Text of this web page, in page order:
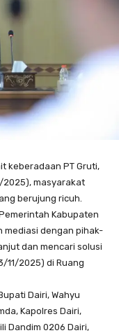
keberadaan PT Gruti,
2025), masyarakat
berujung ricuh.
Kabupaten
mediasi dengan pihak-
dan mencari solusi
11/2025) di Ruang
Dairi, Wahyu
Kapolres Dairi,
Dandim 0206 Dairi,